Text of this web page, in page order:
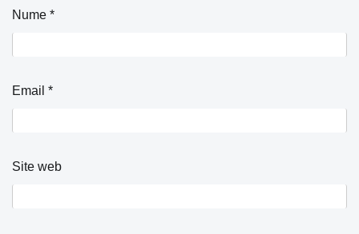
Nume *
Email *
Site web